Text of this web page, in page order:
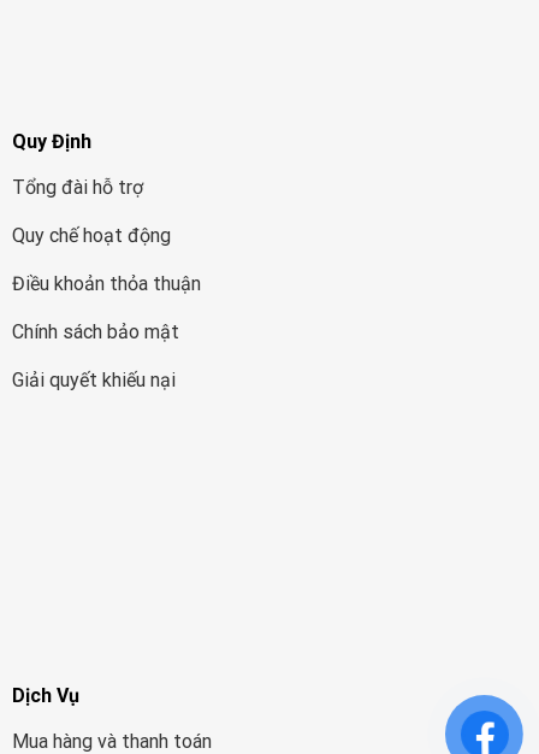
Quy Định
Tổng đài hỗ trợ
Quy chế hoạt động
Điều khoản thỏa thuận
Chính sách bảo mật
Giải quyết khiếu nại
Dịch Vụ
Mua hàng và thanh toán